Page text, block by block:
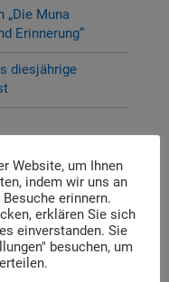
„Die Muna
Erinnerung“
diesjährige
digitalen
School 2026 –
Website, um Ihnen
indem wir uns an
erinnern.
erklären Sie sich
einverstanden. Sie
besuchen, um